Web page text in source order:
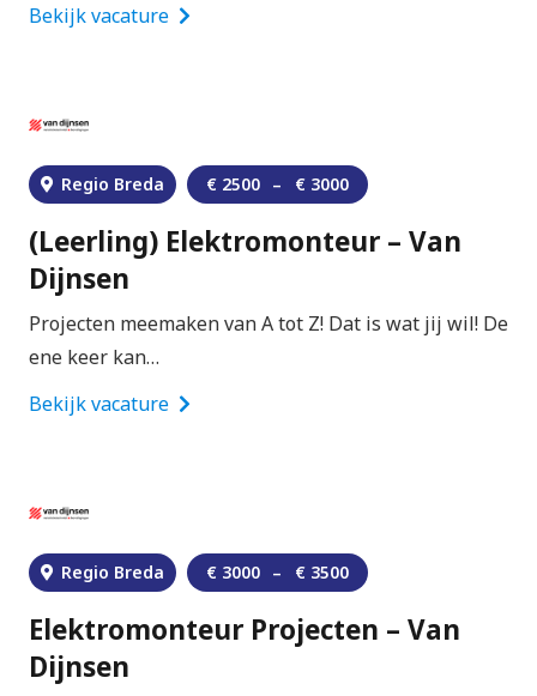
Bekijk vacature
Regio Breda € 2500 – € 3000
(Leerling) Elektromonteur – Van
Dijnsen
Projecten meemaken van A tot Z! Dat is wat jij wil! De
ene keer kan…
Bekijk vacature
Regio Breda € 3000 – € 3500
Elektromonteur Projecten – Van
Dijnsen